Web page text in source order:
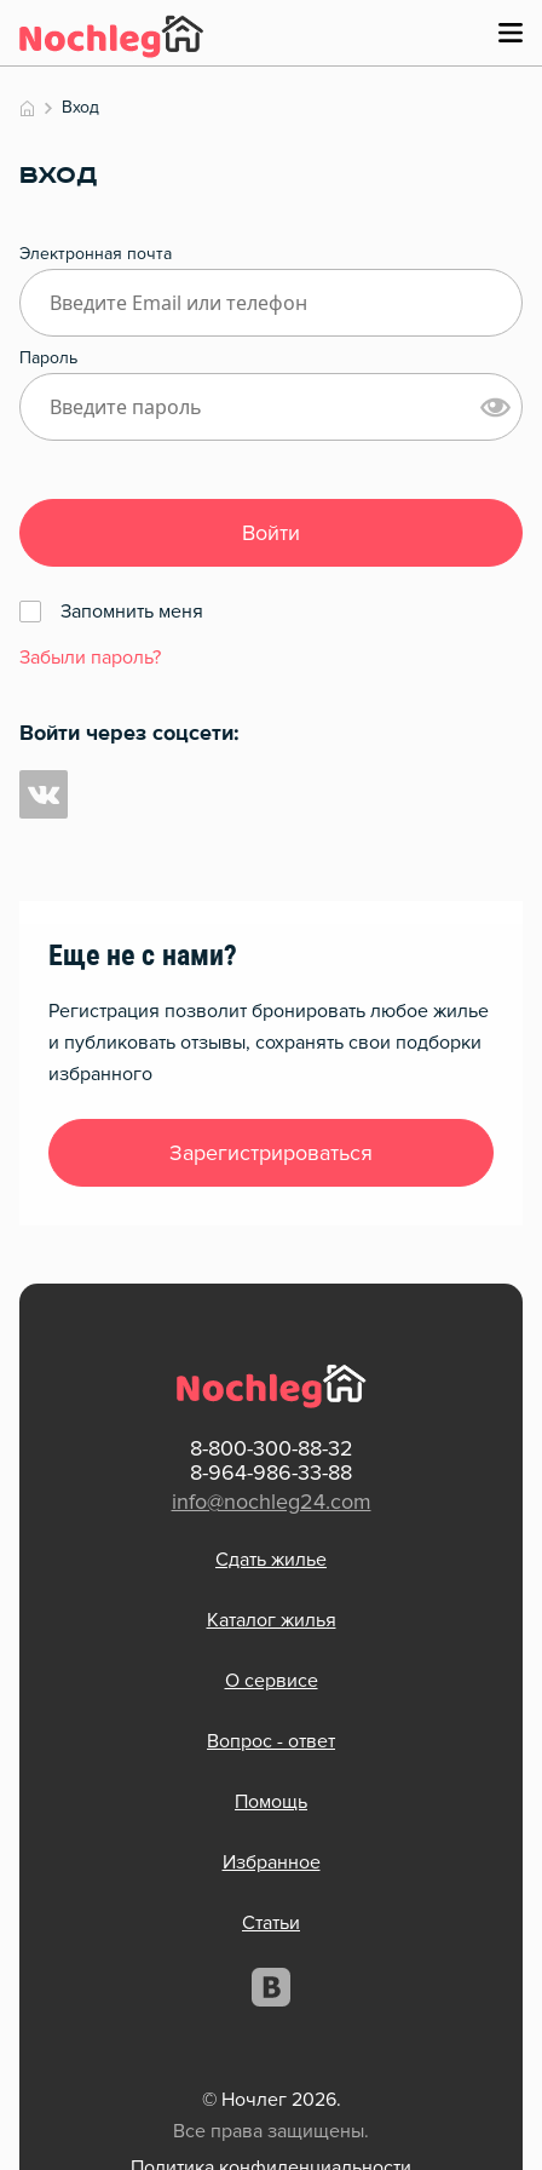
Вход
ВХОД
Электронная почта
Пароль
Войти
Запомнить меня
Забыли пароль?
Войти через соцсети:
Еще не с нами?
Регистрация позволит бронировать любое жилье
и публиковать отзывы, сохранять свои подборки
избранного
Зарегистрироваться
8-800-300-88-32
8-964-986-33-88
info@nochleg24.com
Сдать жилье
Каталог жилья
О сервисе
Вопрос - ответ
Помощь
Избранное
Статьи
© Ночлег 2026.
Все права защищены.